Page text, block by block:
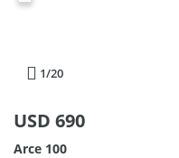
1/20
USD 690
Arce 100